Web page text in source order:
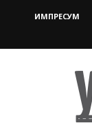
ИМПРЕСУМ